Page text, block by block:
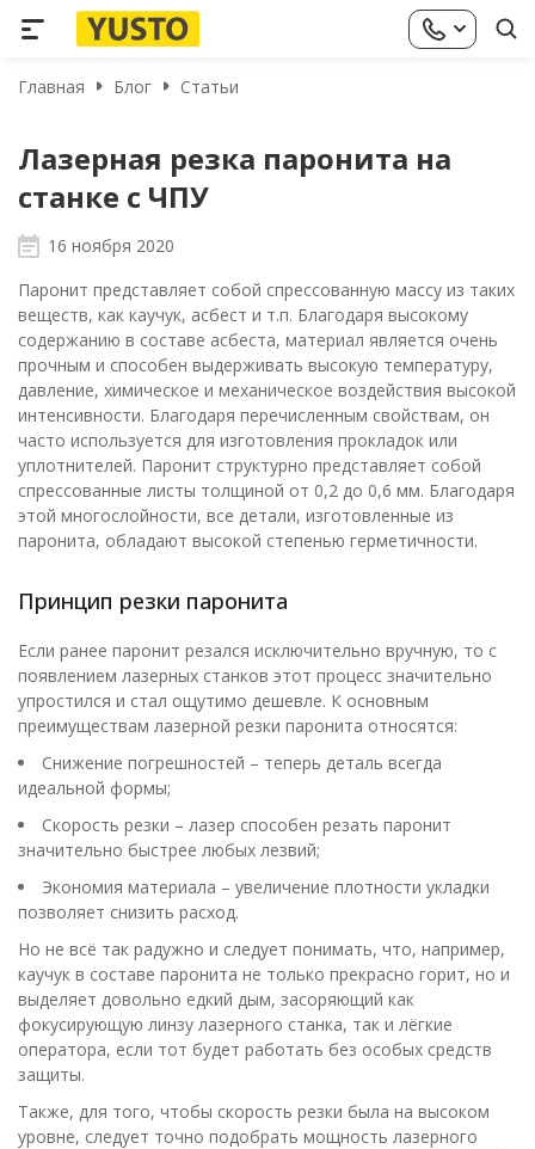
Главная Блог Статьи
Лазерная резка паронита на
станке с ЧПУ
16 ноября 2020
Паронит представляет собой спрессованную массу из таких
веществ, как каучук, асбест и т.п. Благодаря высокому
содержанию в составе асбеста, материал является очень
прочным и способен выдерживать высокую температуру,
давление, химическое и механическое воздействия высокой
интенсивности. Благодаря перечисленным свойствам, он
часто используется для изготовления прокладок или
уплотнителей. Паронит структурно представляет собой
спрессованные листы толщиной от 0,2 до 0,6 мм. Благодаря
этой многослойности, все детали, изготовленные из
паронита, обладают высокой степенью герметичности.
Принцип резки паронита
Если ранее паронит резался исключительно вручную, то с
появлением лазерных станков этот процесс значительно
упростился и стал ощутимо дешевле. К основным
преимуществам лазерной резки паронита относятся:
Снижение погрешностей – теперь деталь всегда
идеальной формы;
Скорость резки – лазер способен резать паронит
значительно быстрее любых лезвий;
Экономия материала – увеличение плотности укладки
позволяет снизить расход.
Но не всё так радужно и следует понимать, что, например,
каучук в составе паронита не только прекрасно горит, но и
выделяет довольно едкий дым, засоряющий как
фокусирующую линзу лазерного станка, так и лёгкие
оператора, если тот будет работать без особых средств
защиты.
Также, для того, чтобы скорость резки была на высоком
уровне, следует точно подобрать мощность лазерного